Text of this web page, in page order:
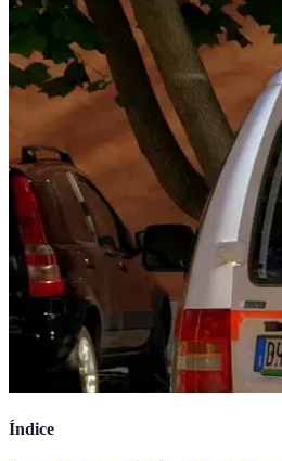
Índice